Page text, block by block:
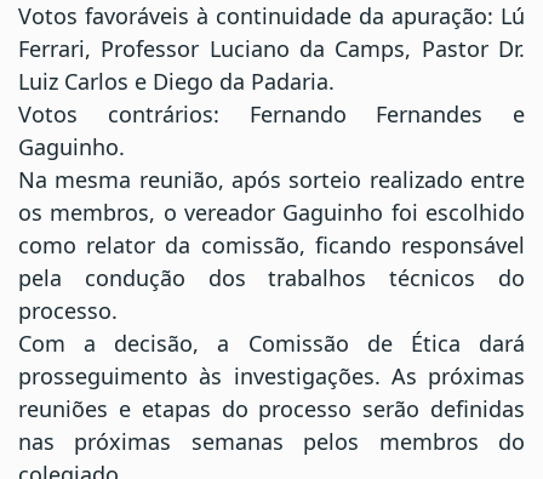
Votos favoráveis à continuidade da apuração: Lú
Ferrari, Professor Luciano da Camps, Pastor Dr.
Luiz Carlos e Diego da Padaria.
Votos contrários: Fernando Fernandes e
Gaguinho.
Na mesma reunião, após sorteio realizado entre
os membros, o vereador Gaguinho foi escolhido
como relator da comissão, ficando responsável
pela condução dos trabalhos técnicos do
processo.
Com a decisão, a Comissão de Ética dará
prosseguimento às investigações. As próximas
reuniões e etapas do processo serão definidas
nas próximas semanas pelos membros do